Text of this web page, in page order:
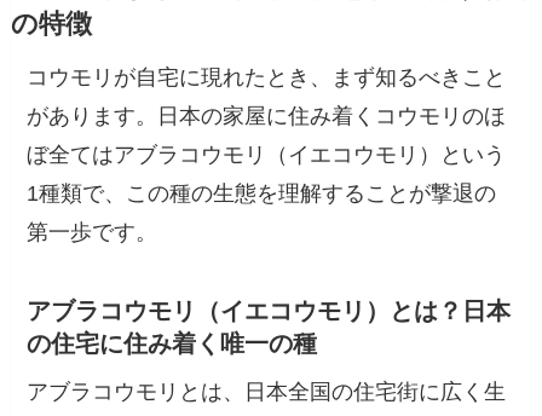
の特徴
コウモリが自宅に現れたとき、まず知るべきこと
があります。日本の家屋に住み着くコウモリのほ
ぼ全てはアブラコウモリ（イエコウモリ）という
1種類で、この種の生態を理解することが撃退の
第一歩です。
アブラコウモリ（イエコウモリ）とは？日本
の住宅に住み着く唯一の種
アブラコウモリとは、日本全国の住宅街に広く生